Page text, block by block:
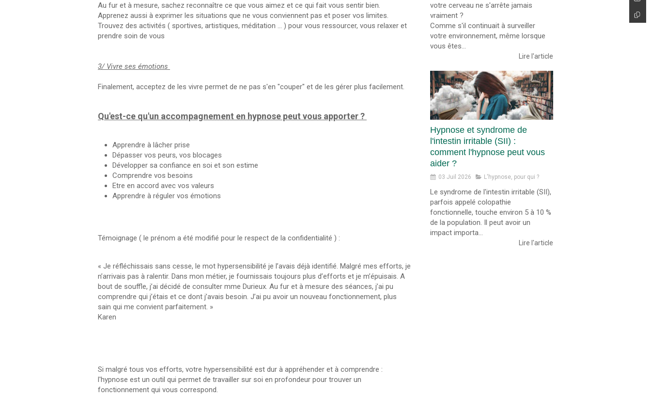
Au fur et à mesure, sachez reconnaître ce que vous aimez et ce qui fait vous sentir bien.
Apprenez aussi à exprimer les situations que ne vous conviennent pas et poser vos limites.
Trouvez des activités ( sportives, artistiques, méditation ... ) pour vous ressourcer, vous relaxer et
prendre soin de vous
3/ Vivre ses émotions
Finalement, acceptez de les vivre permet de ne pas s'en "couper" et de les gérer plus facilement.
Qu'est-ce qu'un accompagnement en hypnose peut vous apporter ?
Apprendre à lâcher prise
Dépasser vos peurs, vos blocages
Développer sa confiance en soi et son estime
Comprendre vos besoins
Etre en accord avec vos valeurs
Apprendre à réguler vos émotions
Témoignage ( le prénom a été modifié pour le respect de la confidentialité ) :
« Je réfléchissais sans cesse, le mot hypersensibilité je l’avais déjà identifié. Malgré mes efforts, je
n’arrivais pas à ralentir. Dans mon métier, je fournissais toujours plus d’efforts et je m’épuisais. A
bout de souffle, j’ai décidé de consulter mme Durieux. Au fur et à mesure des séances, j’ai pu
comprendre qui j’étais et ce dont j’avais besoin. J’ai pu avoir un nouveau fonctionnement, plus
sain qui me convient parfaitement. »
Karen
Si malgré tous vos efforts, votre hypersensibilité est dur à appréhender et à comprendre :
l'hypnose est un outil qui permet de travailler sur soi en profondeur pour trouver un
fonctionnement qui vous correspond.
votre cerveau ne s'arrête jamais
vraiment ?
Comme s'il continuait à surveiller
votre environnement, même lorsque
vous êtes...
Lire l'article
Hypnose et syndrome de
l'intestin irritable (SII) :
comment l'hypnose peut vous
aider ?
03 Juil 2026 L'hypnose, pour qui ?
Le syndrome de l'intestin irritable (SII),
parfois appelé colopathie
fonctionnelle, touche environ 5 à 10 %
de la population. Il peut avoir un
impact importa...
Lire l'article